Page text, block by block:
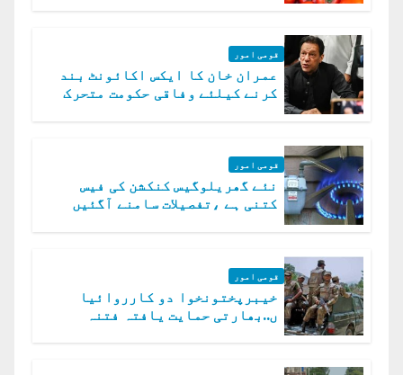
قومی امور
عمران خان کا ایکس اکائونٹ بند
کرنے کیلئے وفاقی حکومت متحرک
قومی امور
نئے گھریلوگیس کنکشن کی فیس
کتنی ہے ،تفصیلات سامنے آگئیں
قومی امور
خیبرپختونخوا دو کارروائیا
ں..بھارتی حمایت یافتہ فتنہ